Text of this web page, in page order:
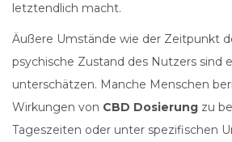
letztendlich macht.
Äußere Umstände wie der Zeitpunkt
psychische Zustand des Nutzers sind
unterschätzen. Manche Menschen
Wirkungen von CBD Dosierung zu
Tageszeiten oder unter spezifischen